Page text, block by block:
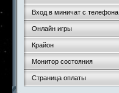
Вход в миничат с телефона
Онлайн игры
Крайон
Монитор состояния
Страница оплаты